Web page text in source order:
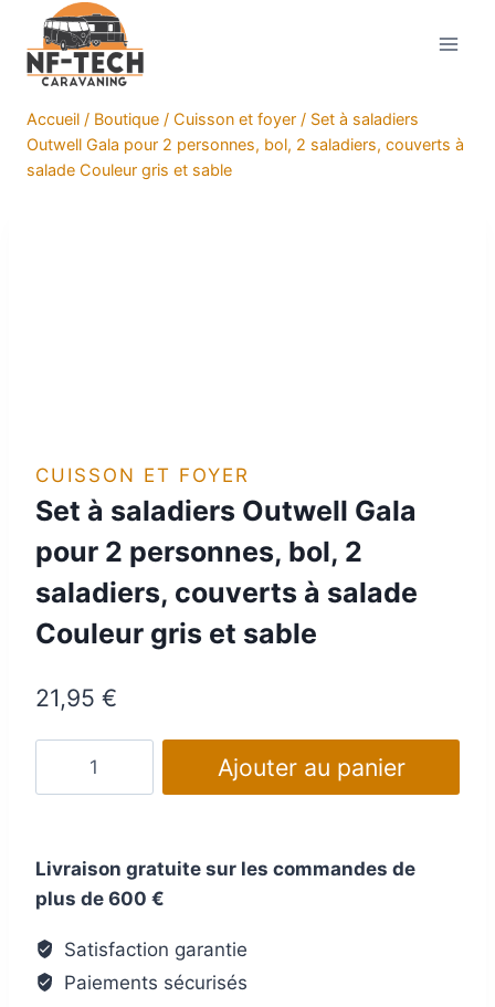
contenu
Accueil / Boutique / Cuisson et foyer / Set à saladiers
Outwell Gala pour 2 personnes, bol, 2 saladiers, couverts à
salade Couleur gris et sable
CUISSON ET FOYER
Set à saladiers Outwell Gala
pour 2 personnes, bol, 2
saladiers, couverts à salade
Couleur gris et sable
21,95 €
saladiers
Outwell
pour
2
Ajouter au panier
Livraison gratuite sur les commandes de
plus de 600 €
Satisfaction garantie
Paiements sécurisés